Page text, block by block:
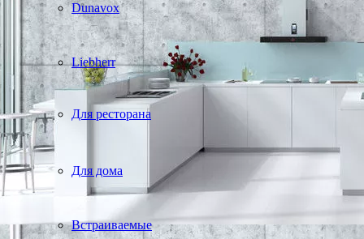
Dunavox
Liebherr
Для ресторана
Для дома
Встраиваемые